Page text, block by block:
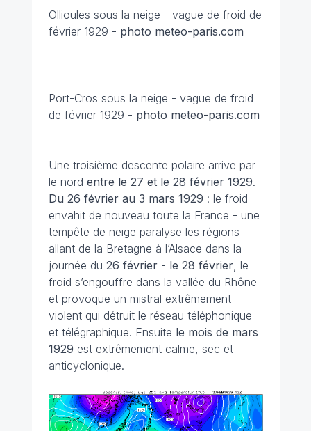
Ollioules sous la neige - vague de froid de
février 1929 - photo meteo-paris.com
Port-Cros sous la neige - vague de froid
de février 1929 - photo meteo-paris.com
Une troisième descente polaire arrive par
le nord entre le 27 et le 28 février 1929.
Du 26 février au 3 mars 1929 : le froid
envahit de nouveau toute la France - une
tempête de neige paralyse les régions
allant de la Bretagne à l’Alsace dans la
journée du 26 février - le 28 février, le
froid s’engouffre dans la vallée du Rhône
et provoque un mistral extrêmement
violent qui détruit le réseau téléphonique
et télégraphique. Ensuite le mois de mars
1929 est extrêmement calme, sec et
anticyclonique.